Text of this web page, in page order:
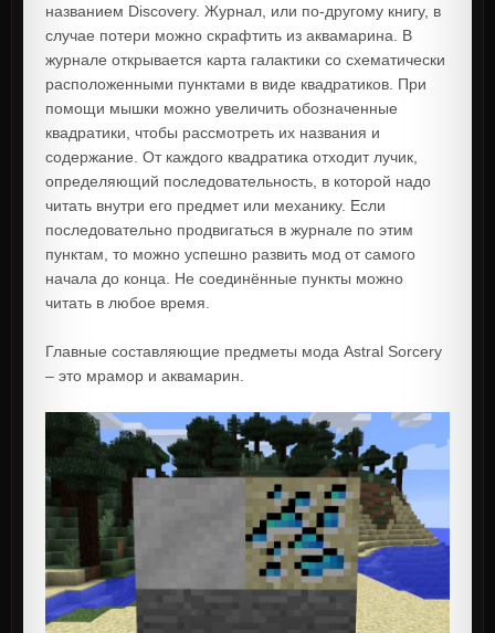
названием Discovery. Журнал, или по-другому книгу, в
случае потери можно скрафтить из аквамарина. В
журнале открывается карта галактики со схематически
расположенными пунктами в виде квадратиков. При
помощи мышки можно увеличить обозначенные
квадратики, чтобы рассмотреть их названия и
содержание. От каждого квадратика отходит лучик,
определяющий последовательность, в которой надо
читать внутри его предмет или механику. Если
последовательно продвигаться в журнале по этим
пунктам, то можно успешно развить мод от самого
начала до конца. Не соединённые пункты можно
читать в любое время.
Главные составляющие предметы мода Astral Sorcery
– это мрамор и аквамарин.